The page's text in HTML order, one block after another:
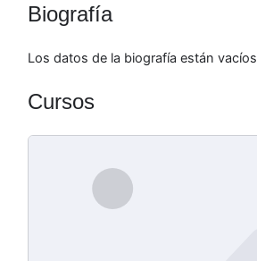
Biografía
Los datos de la biografía están vacíos
Cursos